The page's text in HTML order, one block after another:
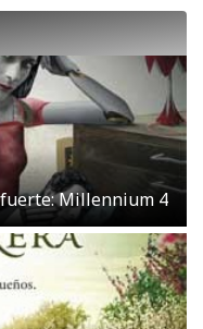
fuerte: Millennium 4